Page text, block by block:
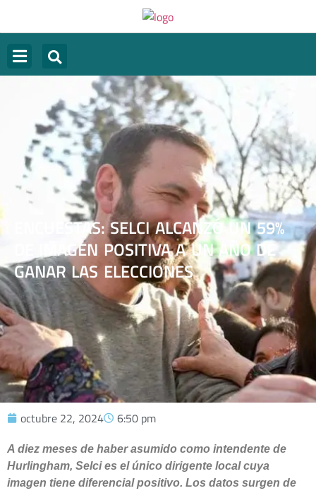
ENCUESTAS: SELCI ALCANZÓ UN 59%
DE IMAGEN POSITIVA A UN AÑO DE
GANAR LAS ELECCIONES
octubre 22, 2024 6:50 pm
A diez meses de haber asumido como intendente de
Hurlingham, Selci es el único dirigente local cuya
imagen tiene diferencial positivo. Los datos surgen de